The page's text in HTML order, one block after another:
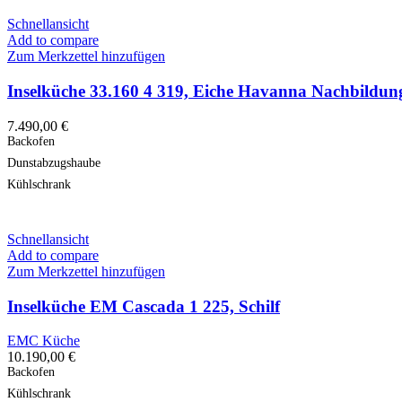
Schnellansicht
Add to compare
Zum Merkzettel hinzufügen
Inselküche 33.160 4 319, Eiche Havanna
7.490,00 €
Backofen
Dunstabzugshaube
Kühlschrank
Schnellansicht
Add to compare
Zum Merkzettel hinzufügen
Inselküche EM Cascada 1 225, Schilf
EMC Küche
10.190,00 €
Backofen
Kühlschrank